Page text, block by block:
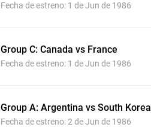
Fecha de estreno: 1 de Jun de 1986
Group C: Canada vs France
Fecha de estreno: 1 de Jun de 1986
Group A: Argentina vs South Korea
Fecha de estreno: 2 de Jun de 1986